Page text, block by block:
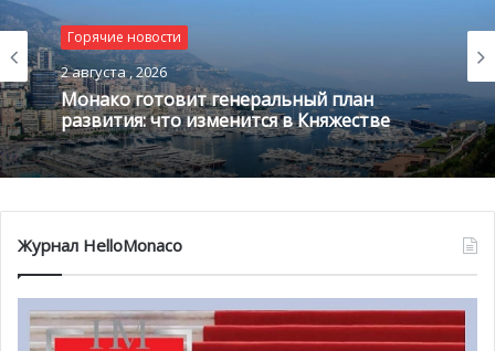
того, как страны и регионы по всему миру ослабляют
ограничения на передвижения и упрощают
контрольные меры, суперъяхтенному сообществу, как
никогда, важна всевозможная поддержка,
способствующая скорейшему и безопасному
восстановлению отрасли.
Горячие новости
2 августа , 2026
Монако готовит генеральный план
развития: что изменится в Княжестве
Журнал HelloMonaco